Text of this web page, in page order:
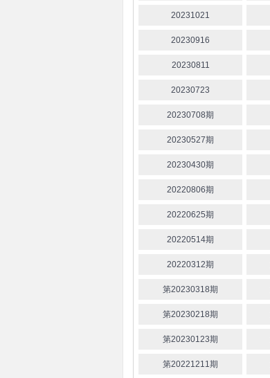
20231021
20230916
20230811
20230723
20230708期
20230527期
20230430期
20220806期
20220625期
20220514期
20220312期
第20230318期
第20230218期
第20230123期
第20221211期